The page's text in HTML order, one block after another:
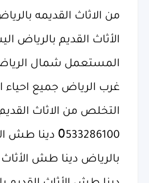
من الاثاث القديمه
الأثاث القديم بالرياض
المستعمل شمال
غرب الرياض جميع
التخلص من الاثاث
0َ533286100
بالرياض دينا طش الأثاث